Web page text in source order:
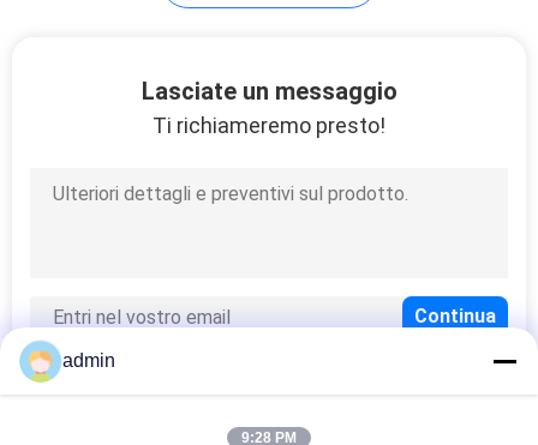
magnetico di
Overband
Lasciate un messaggio
Ti richiameremo presto!
admin
9:28 PM